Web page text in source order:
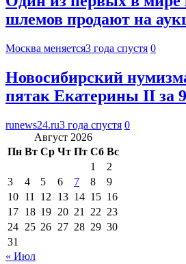
шлемов продают на
Москва меняется3 года спустя 0
Новосибирский
пятак Екатерины II за
runews24.ru3 года спустя 0
Август 2026
Пн Вт Ср Чт Пт Сб Вс
1
2
3
4 5 6 7 8
9
10 11 12 13 14 15 16
17 18 19 20 21 22 23
24 25 26 27 28 29 30
31
« Июл